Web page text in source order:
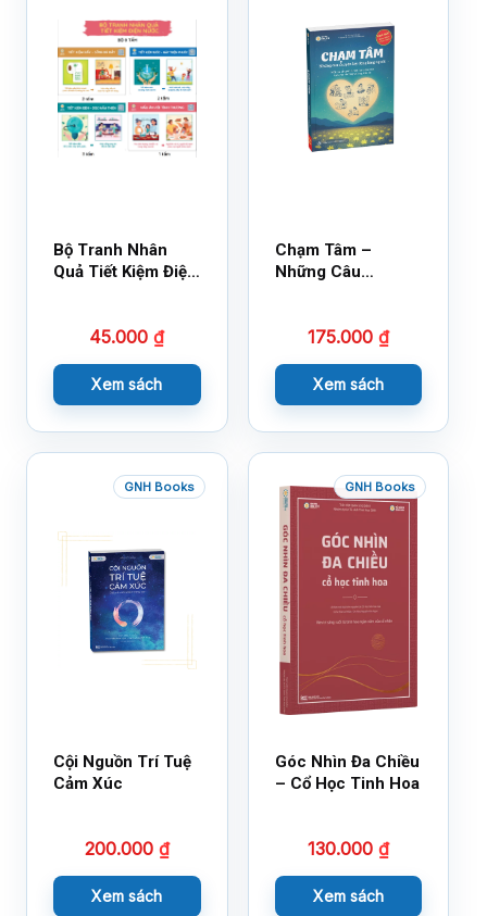
Bộ Tranh Nhân
Quả Tiết Kiệm Điện
45.000₫
Xem sách
Chạm Tâm –
Những Câu
175.000 ₫
Xem sách
GNH Books
Cội Nguồn Trí Tuệ
Cảm Xúc
200.000 ₫
Xem sách
GNH Books
Góc Nhìn Đa Chiều
– Cổ Học Tinh Hoa
130.000 ₫
Xem sách